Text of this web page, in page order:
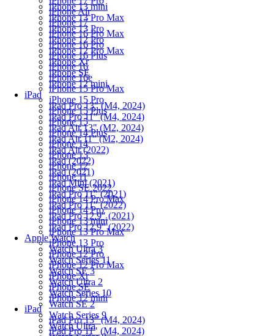
iPhone 13 mini
iPhone 13 Pro Max
iPhone 13 Pro
iPhone 12 Pro
iPhone 12 Pro Max
iPhone Xr
iPhone SE
iPhone 12 mini
iPad
iPad Pro 13" (M4, 2024)
iPad Pro 11" (M4, 2024)
iPad Air 13" (M2, 2024)
iPad Air 11" (M2, 2024)
iPad Air (2022)
iPad (2022)
iPad (2021)
iPad Mini (2021)
iPad Pro 11" (2021)
iPad Pro 11" (2022)
iPad Pro 12.9" (2021)
iPad Pro 12.9" (2022)
Apple Watch
Watch Ultra 3
Watch Series 11
Watch SE 3
Watch Ultra 2
Watch Series 10
Watch SE 2
Watch Series 9
Watch Ultra
iPhone Air
iPhone 17
iPhone 16 Pro Max
iPhone 16 Pro
iPhone 16 Plus
iPhone 16
iPhone 16e
iPhone 15 Pro Max
iPhone 15 Pro
iPhone 15 Plus
iPhone 15
iPhone 14 Plus
iPhone 14
iPhone 13
iPhone 12
iPhone 11
iPhone SE 2022
iPhone 14 Pro Max
iPhone 14 Pro
iPhone 13 mini
iPhone 13 Pro Max
iPhone 13 Pro
iPhone 12 Pro
iPhone 12 Pro Max
iPhone Xr
iPhone SE
iPhone 12 mini
iPad
iPad Pro 13" (M4, 2024)
iPad Pro 11" (M4, 2024)